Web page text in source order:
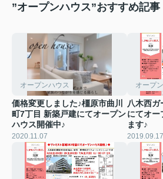
”オープンハウス”おすすめ記事
オープンハウス
価格変更しました♪橿原市曲川
町7丁目 新築戸建にてオープン
ハウス開催中♪
2020.11.07
オープ
八木西
にてオー
ます♪
2019.09.17